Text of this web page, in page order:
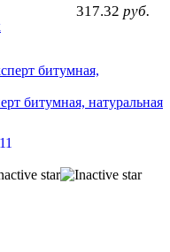
317.32 руб.
битумная, натуральная